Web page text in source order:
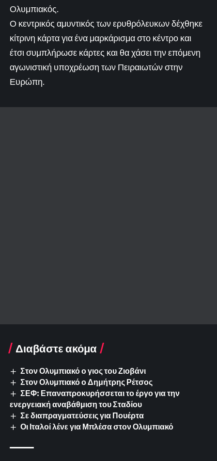
Ολυμπιακός.
Ο κεντρικός αμυντικός των ερυθρόλευκων δέχθηκε
κίτρινη κάρτα για ένα μαρκάρισμα στο κέντρο και
έτσι συμπλήρωσε κάρτες και θα χάσει την επόμενη
αγωνιστική υποχρέωση των Πειραιωτών στην
Ευρώπη.
Διαβάστε ακόμα
Στον Ολυμπιακό ο γιος του Ζιοβάνι
Στον Ολυμπιακό ο Δημήτρης Ρέτσος
ΣΕΦ: Επαναπροκυρήσσεται το έργο για την
ενεργειακή αναβάθμιση του Σταδίου
Σε διαπραγματεύσεις για Πουέρτα
Οι Ιταλοί λένε για Μπλέσα στον Ολυμπιακό